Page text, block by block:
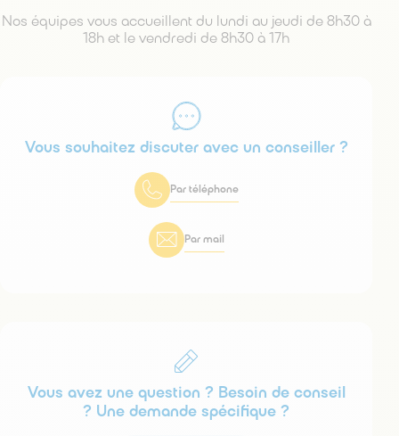
Nos équipes vous accueillent du lundi au jeudi de 8h30 à
18h et le vendredi de 8h30 à 17h
Vous souhaitez discuter avec un conseiller ?
Par téléphone
Par mail
Vous avez une question ? Besoin de conseil
? Une demande spécifique ?